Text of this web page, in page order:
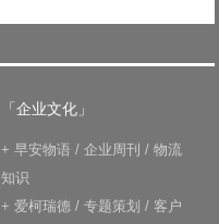
「企业文化」
+ 早安物语 / 企业周刊 / 物流
知识
+ 爱柯瑞德 / 专题策划 / 客户